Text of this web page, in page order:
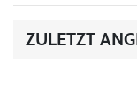
ZULETZT